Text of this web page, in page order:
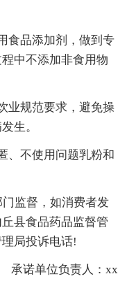
食品添加剂，做到专
中不添加非食用物
业规范要求，避免操
生。
、不使用问题乳粉和
监督，如消费者发
县食品药品监督管
局投诉电话!
诺单位负责人：xx